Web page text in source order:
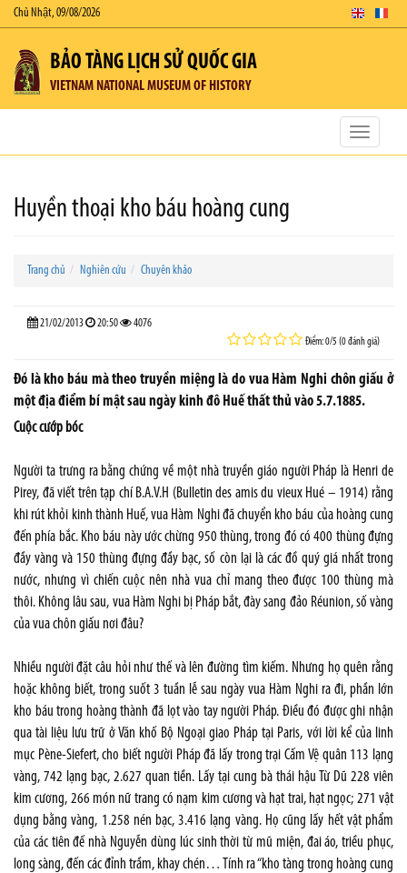
Chủ Nhật, 09/08/2026
BẢO TÀNG LỊCH SỬ QUỐC GIA
VIETNAM NATIONAL MUSEUM OF HISTORY
Toggle
Huyền thoại kho báu hoàng cung
Trang chủ Nghiên cứu Chuyên khảo
21/02/2013 20:50 4076
Điểm: 0/5 (0 đánh giá)
Đó là kho báu mà theo truyền miệng là do vua Hàm Nghi chôn giấu ở
một địa điểm bí mật sau ngày kinh đô Huế thất thủ vào 5.7.1885.
Cuộc cướp bóc
Người ta trưng ra bằng chứng về một nhà truyền giáo người Pháp là Henri de
Pirey, đã viết trên tạp chí B.A.V.H (Bulletin des amis du vieux Hué – 1914) rằng
khi rút khỏi kinh thành Huế, vua Hàm Nghi đã chuyển kho báu của hoàng cung
đến phía bắc. Kho báu này ước chừng 950 thùng, trong đó có 400 thùng đựng
đầy vàng và 150 thùng đựng đầy bạc, số còn lại là các đồ quý giá nhất trong
nước, nhưng vì chiến cuộc nên nhà vua chỉ mang theo được 100 thùng mà
thôi. Không lâu sau, vua Hàm Nghi bị Pháp bắt, đày sang đảo Réunion, số vàng
của vua chôn giấu nơi đâu?
Nhiều người đặt câu hỏi như thế và lên đường tìm kiếm. Nhưng họ quên rằng
hoặc không biết, trong suốt 3 tuần lễ sau ngày vua Hàm Nghi ra đi, phần lớn
kho báu trong hoàng thành đã lọt vào tay người Pháp. Điều đó được ghi nhận
qua tài liệu lưu trữ ở Văn khố Bộ Ngoại giao Pháp tại Paris, với lời kể của linh
mục Pène-Siefert, cho biết người Pháp đã lấy trong trại Cấm Vệ quân 113 lạng
vàng, 742 lạng bạc, 2.627 quan tiền. Lấy tại cung bà thái hậu Từ Dũ 228 viên
kim cương, 266 món nữ trang có nạm kim cương và hạt trai, hạt ngọc; 271 vật
dụng bằng vàng, 1.258 nén bạc, 3.416 lạng vàng. Họ cũng lấy hết vật phẩm
của các tiên đế nhà Nguyễn dùng lúc sinh thời từ mũ miện, đai áo, triều phục,
long sàng, đến các đỉnh trầm, khay chén… Tính ra “kho tàng trong hoàng cung